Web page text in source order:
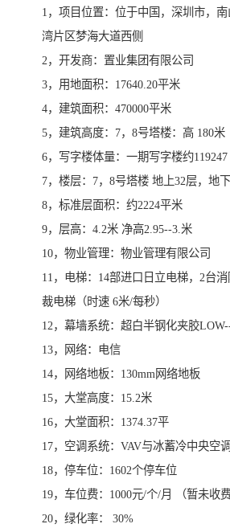
1，项目位置：位于中国，深圳市，
湾片区梦海大道西侧
2，开发商：置业集团有限公司
3，用地面积：17640.20平米
4，建筑面积：470000平米
5，建筑高度：7，8号塔楼：高 180米
6，写字楼体量：一期写字楼约119247
7，楼层：7，8号塔楼 地上32层，地
8，标准层面积：约2224平米
9，层高：4.2米 净高2.95--3.米
10，物业管理：物业管理有限公司
11，电梯：14部进口日立电梯，2台
裁电梯（时速 6米/每秒）
12，幕墙系统：超白半钢化夹胶
13，网络：电信
14，网络地板：130mm网络地板
15，大堂高度：15.2米
16，大堂面积：1374.37平
17，空调系统：VAV与冰蓄冷中央空
18，停车位：1602个停车位
19，车位费：1000元/个/月 （暂未收费
20，绿化率： 30%